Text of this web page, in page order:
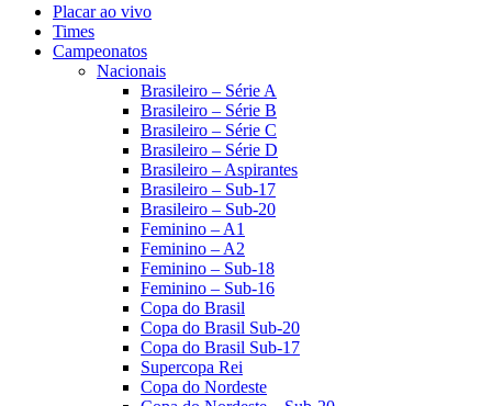
Placar ao vivo
Times
Campeonatos
Nacionais
Brasileiro – Série A
Brasileiro – Série B
Brasileiro – Série C
Brasileiro – Série D
Brasileiro – Aspirantes
Brasileiro – Sub-17
Brasileiro – Sub-20
Feminino – A1
Feminino – A2
Feminino – Sub-18
Feminino – Sub-16
Copa do Brasil
Copa do Brasil Sub-20
Copa do Brasil Sub-17
Supercopa Rei
Copa do Nordeste